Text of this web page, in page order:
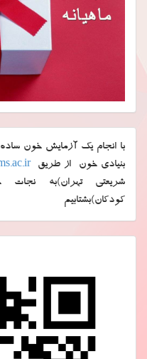
با انجام یک آزمایش خون
بنیادی خون از طریق
شریعتی تهران)به نجات
کودکان)بشتابیم